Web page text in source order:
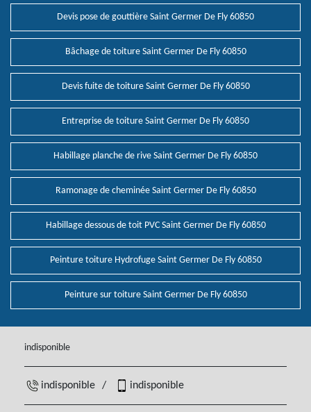
Devis pose de gouttière Saint Germer De Fly 60850
Bâchage de toiture Saint Germer De Fly 60850
Devis fuite de toiture Saint Germer De Fly 60850
Entreprise de toiture Saint Germer De Fly 60850
Habillage planche de rive Saint Germer De Fly 60850
Ramonage de cheminée Saint Germer De Fly 60850
Habillage dessous de toit PVC Saint Germer De Fly 60850
Peinture toiture Hydrofuge Saint Germer De Fly 60850
Peinture sur toiture Saint Germer De Fly 60850
indisponible
indisponible / indisponible